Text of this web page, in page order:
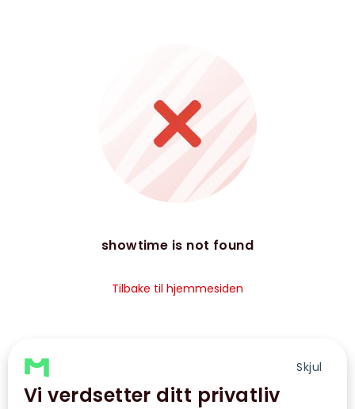
Skjul
Vi verdsetter ditt privatliv
showtime is not found
Tilbake til hjemmesiden